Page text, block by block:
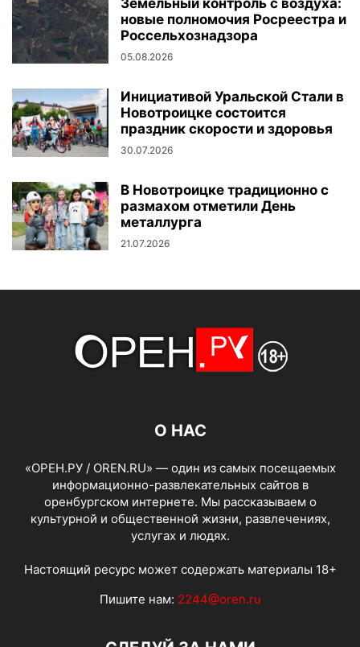
новые полномочия Росреестра и
Россельхознадзора
05.08.2026
Инициативой Уральской Стали в
Новотроицке состоится
праздник скорости и здоровья
30.07.2026
В Новотроицке традиционно с
размахом отметили День
металлурга
21.07.2026
О НАС
«ОРЕН.РУ / OREN.RU» — один из самых посещаемых
информационно-развлекательных сайтов в
оренбургском интернете. Мы рассказываем о
культурной и общественной жизни, развлечениях,
услугах и людях.
Настоящий ресурс может содержать материалы 18+
Пишите нам: 2244@oren.ru